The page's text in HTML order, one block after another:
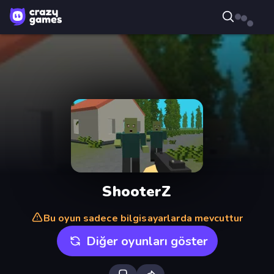
ShooterZ
Bu oyun sadece bilgisayarlarda mevcuttur
Diğer oyunları göster